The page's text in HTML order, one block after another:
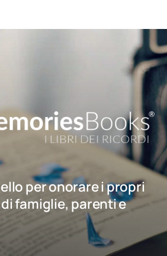
per onorare i propri
famiglie, parenti e